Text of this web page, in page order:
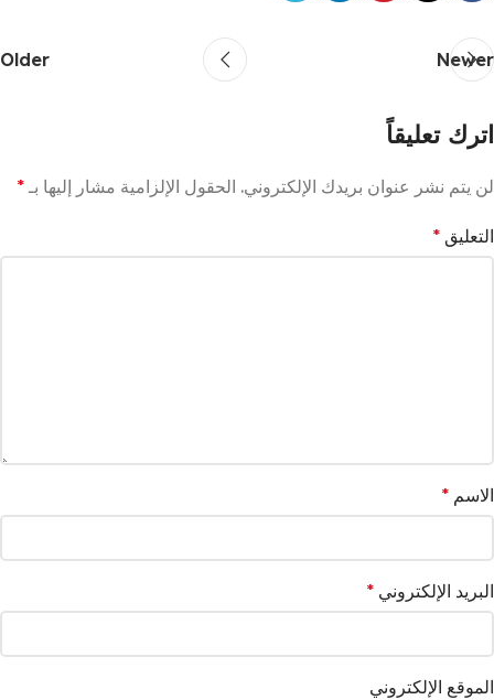
Newer
Older
اترك تعليقاً
لن يتم نشر عنوان بريدك الإلكتروني. الحقول الإلزامية مشار إليها بـ *
التعليق *
الاسم *
البريد الإلكتروني *
الموقع الإلكتروني